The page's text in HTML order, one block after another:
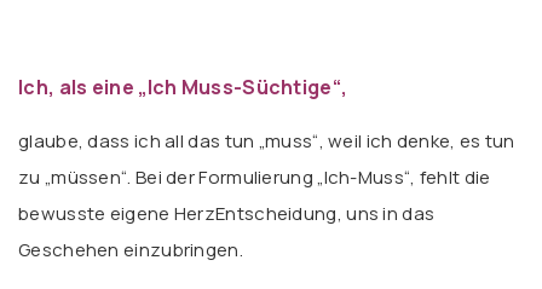
Ich, als eine „Ich Muss-Süchtige“,
glaube, dass ich all das tun „muss“, weil ich denke, es tun
zu „müssen“. Bei der Formulierung „Ich-Muss“, fehlt die
bewusste eigene HerzEntscheidung, uns in das
Geschehen einzubringen.